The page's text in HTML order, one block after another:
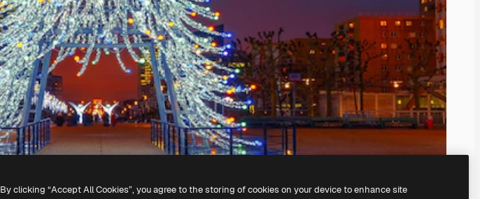
By clicking “Accept All Cookies”, you agree to the storing of cookies on your device to enhance site